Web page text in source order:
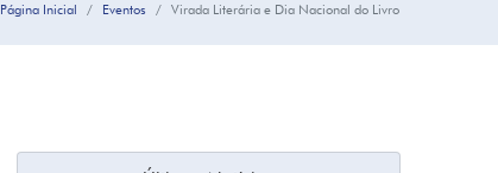
Página Inicial Eventos Virada Literária e Dia Nacional do Livro